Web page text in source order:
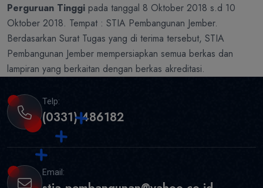
Perguruan Tinggi pada tanggal 8 Oktober 2018 s.d 10
Oktober 2018. Tempat : STIA Pembangunan Jember.
Berdasarkan Surat Tugas yang di terima tersebut, STIA
Pembangunan Jember mempersiapkan semua berkas dan
lampiran yang berkaitan dengan berkas akreditasi.
Telp:
(0331) 486182
Email: